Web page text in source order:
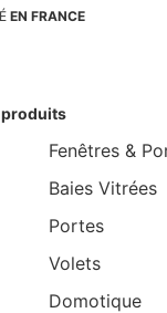
EN FRANCE
produits
Fenêtres &
Baies Vitrées
Portes
Volets
Domotique